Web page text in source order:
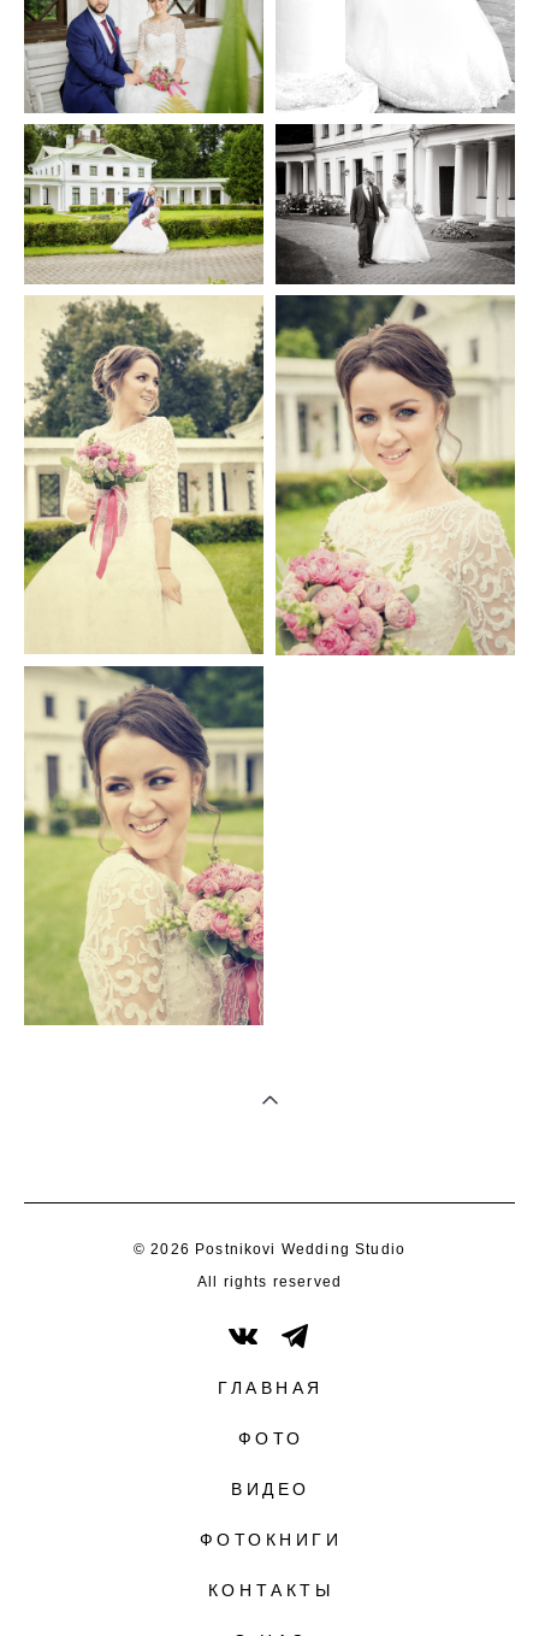
© 2026 Postnikovi Wedding Studio
All rights reserved
ГЛАВНАЯ
ФОТО
ВИДЕО
ФОТОКНИГИ
КОНТАКТЫ